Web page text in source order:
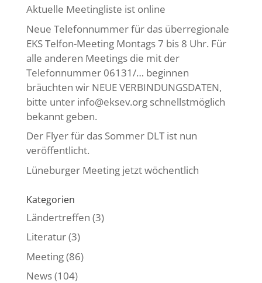
Aktuelle Meetingliste ist online
Neue Telefonnummer für das überregionale
EKS Telfon-Meeting Montags 7 bis 8 Uhr. Für
alle anderen Meetings die mit der
Telefonnummer 06131/… beginnen
bräuchten wir NEUE VERBINDUNGSDATEN,
bitte unter info@eksev.org schnellstmöglich
bekannt geben.
Der Flyer für das Sommer DLT ist nun
veröffentlicht.
Lüneburger Meeting jetzt wöchentlich
Kategorien
Ländertreffen (3)
Literatur(3)
Meeting(86)
News(104)